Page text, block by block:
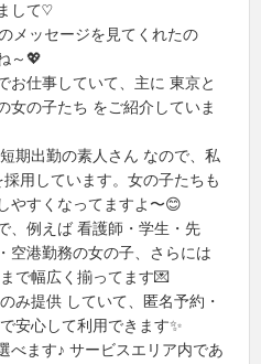
して♡
メッセージを見てくれたの
～💖
お仕事していて、主に 東京と
女の子たち をご紹介していま
期出勤の素人さん なので、私
用しています。女の子たちも
やすくなってますよ〜😊
、例えば 看護師・学生・先
空港勤務の女の子、さらには
で幅広く揃ってます💌
み提供 していて、匿名予約・
安心して利用できます✨
べます♪ サービスエリア内であ